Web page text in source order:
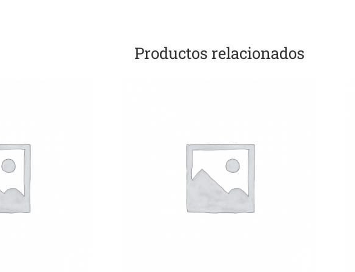
Productos relacionados